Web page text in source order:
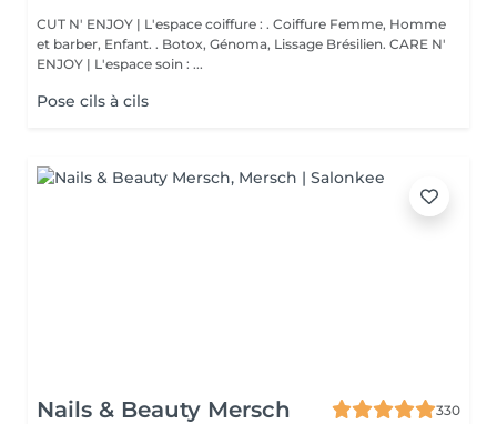
CUT N' ENJOY | L'espace coiffure : . Coiffure Femme, Homme
et barber, Enfant. . Botox, Génoma, Lissage Brésilien. CARE N'
ENJOY | L'espace soin : ...
Pose cils à cils
Nails & Beauty Mersch
330